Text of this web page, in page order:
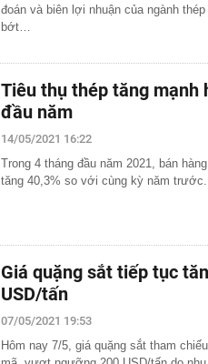
đoán và biên lợi nhuận của ngành
bớt…
Tiêu thụ thép tăng mạnh
đầu năm
14/05/2021 16:22
Trong 4 tháng đầu năm 2021, bán
tăng 40,3% so với cùng kỳ năm trước.
Giá quặng sắt tiếp tục
USD/tấn
07/05/2021 19:53
Hôm nay 7/5, giá quặng sắt tham